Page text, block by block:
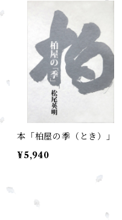
本「柏屋の季（とき）」
¥5,940